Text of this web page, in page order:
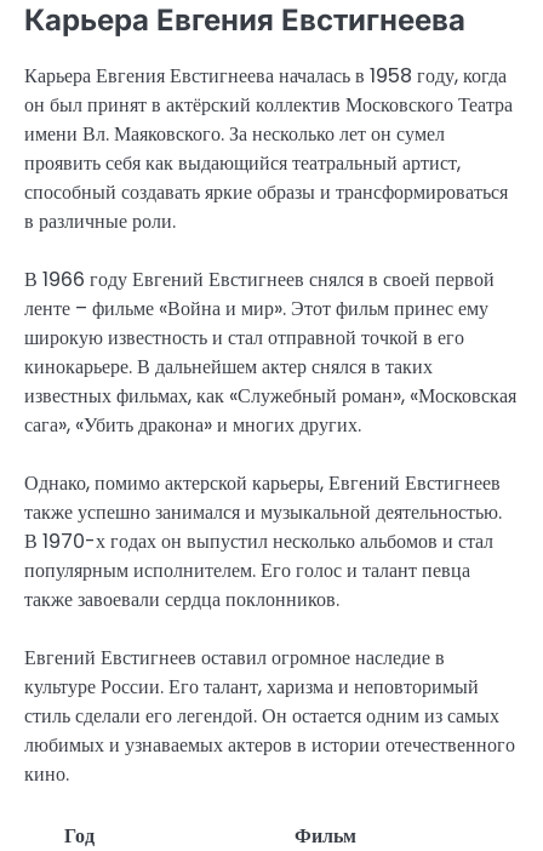
Карьера Евгения Евстигнеева
Карьера Евгения Евстигнеева началась в 1958 году, когда
он был принят в актёрский коллектив Московского Театра
имени Вл. Маяковского. За несколько лет он сумел
проявить себя как выдающийся театральный артист,
способный создавать яркие образы и трансформироваться
в различные роли.
В 1966 году Евгений Евстигнеев снялся в своей первой
ленте – фильме «Война и мир». Этот фильм принес ему
широкую известность и стал отправной точкой в его
кинокарьере. В дальнейшем актер снялся в таких
известных фильмах, как «Служебный роман», «Московская
сага», «Убить дракона» и многих других.
Однако, помимо актерской карьеры, Евгений Евстигнеев
также успешно занимался и музыкальной деятельностью.
В 1970-х годах он выпустил несколько альбомов и стал
популярным исполнителем. Его голос и талант певца
также завоевали сердца поклонников.
Евгений Евстигнеев оставил огромное наследие в
культуре России. Его талант, харизма и неповторимый
стиль сделали его легендой. Он остается одним из самых
любимых и узнаваемых актеров в истории отечественного
кино.
Год
Фильм